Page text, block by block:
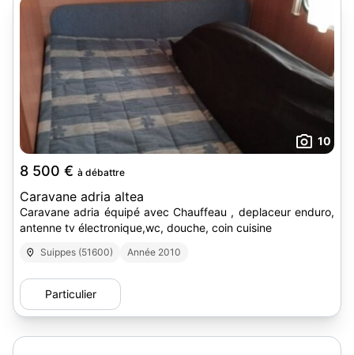
10
8 500 € à débattre
Caravane adria altea
Caravane adria équipé avec Chauffeau , deplaceur enduro,
antenne tv électronique,wc, douche, coin cuisine
Suippes (51600) Année 2010
Particulier